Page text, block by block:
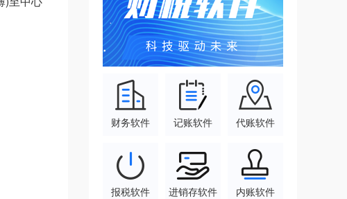
财务软件 记账软件 代账软件
报税软件 进销存软件 内账软件